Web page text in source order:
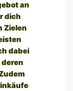
an
dich
Zielen
dabei